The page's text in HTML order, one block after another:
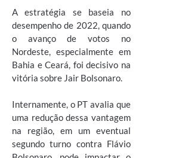
A estratégia se baseia no
desempenho de 2022, quando
o avanço de votos no
Nordeste, especialmente em
Bahia e Ceará, foi decisivo na
vitória sobre Jair Bolsonaro.
Internamente, o PT avalia que
uma redução dessa vantagem
na região, em um eventual
segundo turno contra Flávio